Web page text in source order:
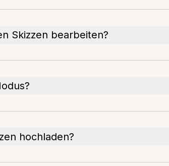
Skizzen bearbeiten?
hochladen?